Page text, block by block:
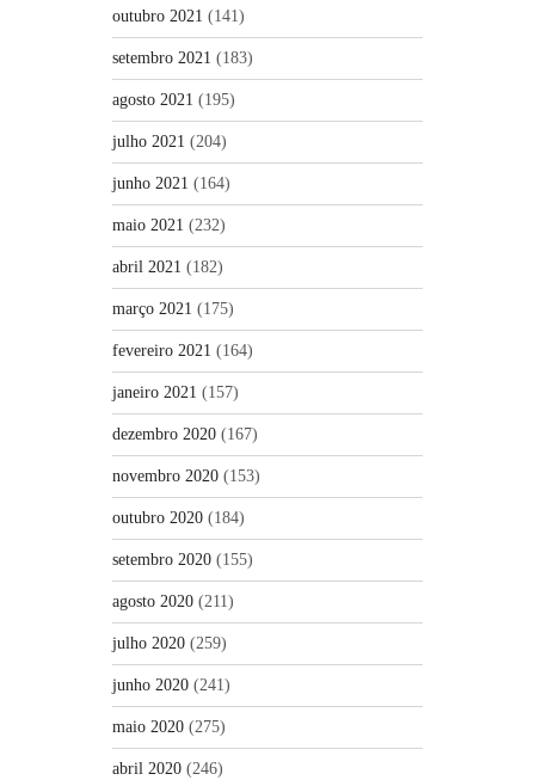
outubro 2021 (141)
setembro 2021 (183)
agosto 2021 (195)
julho 2021 (204)
junho 2021 (164)
maio 2021 (232)
abril 2021 (182)
março 2021 (175)
fevereiro 2021 (164)
janeiro 2021 (157)
dezembro 2020 (167)
novembro 2020 (153)
outubro 2020 (184)
setembro 2020 (155)
agosto 2020 (211)
julho 2020 (259)
junho 2020 (241)
maio 2020 (275)
abril 2020 (246)